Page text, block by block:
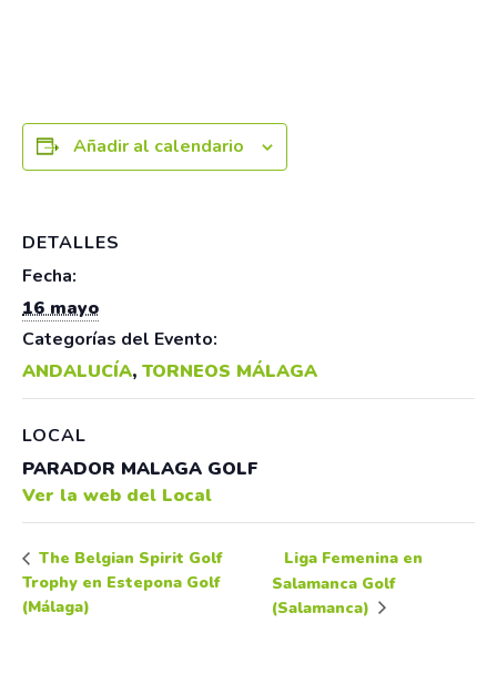
Añadir al calendario
DETALLES
Fecha:
16 mayo
Categorías del Evento:
ANDALUCÍA, TORNEOS MÁLAGA
LOCAL
PARADOR MALAGA GOLF
Ver la web del Local
The Belgian Spirit Golf
Trophy en Estepona Golf
(Málaga)
Liga Femenina en
Salamanca Golf
(Salamanca)